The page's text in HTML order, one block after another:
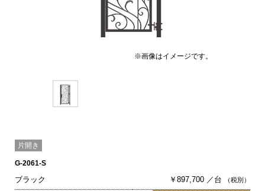
※画像はイメージです。
片開き
G-2061-S
ブラック ￥897,700 ／台 （税別）